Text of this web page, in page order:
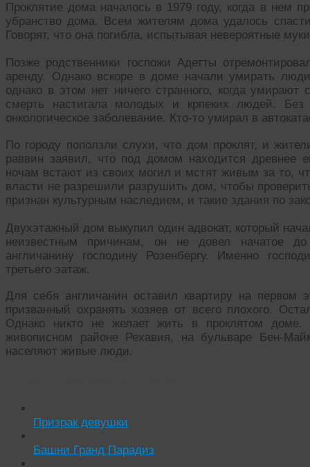
Проклятие дома началось в 1979 году, когда в нем
убранство дома. Всем жителям дома удалось
Говорят, что она погибла, испытывая невероятные
Позже родственники госпожи Адетты
аренду. Однако вскоре в доме начали умирать
однако в этом нет ничего странного, когда
смерть настигала молодых и крпеких людей. Без
онкологическое заболевание. Кто-то умирал в
По городу поползли слухи, что дом проклят, и
раввин заявил, что под домом находится
ночам встают из своих могил и мстят живым за то,
власти не разрешили разрушить дом, чтобы
признан культурным наследием, и такие здания по
Двухэтажный дом выкупил один адвокат, который
неизвестным причинам, он не довел начатое
англичанину господину Розенбергу. Именно
третьего эатаж.
Для себя англичанин оставил квартиру на первом
призванный охранять хозяев от всего плохого.
Однако никто не желает жить в проклятом
живописном районе Рехавия, на бульваре Бен-
населяют живые люди.
Призрак девушки
Башни Гранд Парадиз